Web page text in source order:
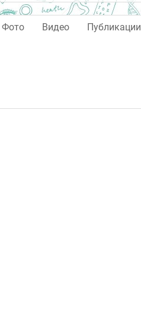
Фото Видео Публикации